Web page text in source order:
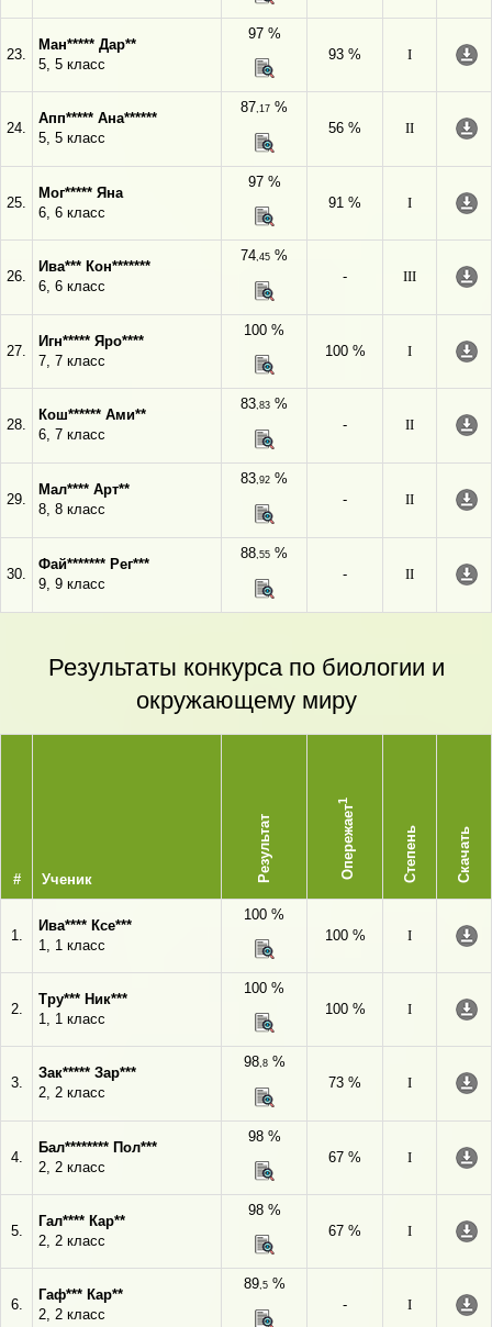
23.
Ман***** Дар**
5, 5 класс
97 %
93 %
I
24.
Апп***** Ана******
5, 5 класс
87,17 %
56 %
II
25.
Мог***** Яна
6, 6 класс
97 %
91 %
I
26.
Ива*** Кон*******
6, 6 класс
74,45 %
-
III
27.
Игн***** Яро****
7, 7 класс
100 %
100 %
I
28.
Кош****** Ами**
6, 7 класс
83,83 %
-
II
29.
Мал**** Арт**
8, 8 класс
83,92 %
-
II
30.
Фай******* Рег***
9, 9 класс
88,55 %
-
II
Результаты конкурса по биологии и
окружающему миру
# Ученик Результат Опережает
1
Степень Скачать
1.
Ива**** Ксе***
1, 1 класс
100 %
100 %
I
2.
Тру*** Ник***
1, 1 класс
100 %
100 %
I
3.
Зак***** Зар***
2, 2 класс
98,8%
73 %
I
4.
Бал******** Пол***
2, 2 класс
98 %
67 %
I
5.
Гал**** Кар**
2, 2 класс
98 %
67 %
I
6.
Гаф*** Кар**
2, 2 класс
89,5%
-
I